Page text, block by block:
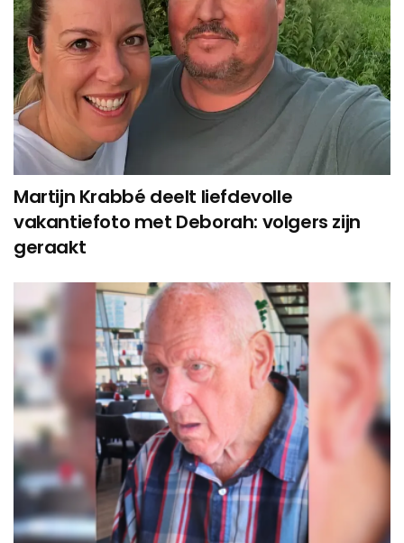
Martijn Krabbé deelt liefdevolle
vakantiefoto met Deborah: volgers zijn
geraakt